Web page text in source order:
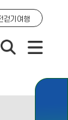
걷기여행